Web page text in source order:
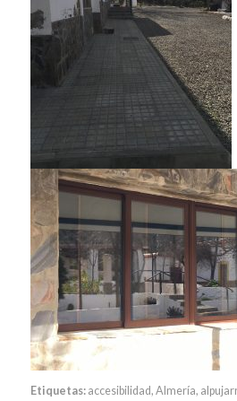
Etiquetas: accesibilidad, Almería,